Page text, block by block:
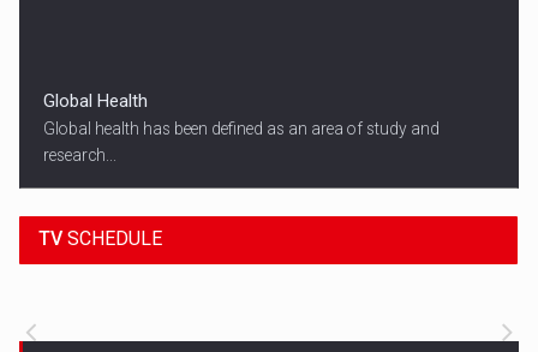
Global Health
Global health has been defined as an area of study and
research...
TV SCHEDULE
18:45
ALL THE LATEST SPORTS NEWS FROM